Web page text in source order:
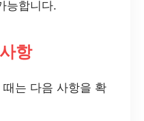
능합니다.
항
는 다음 사항을 확